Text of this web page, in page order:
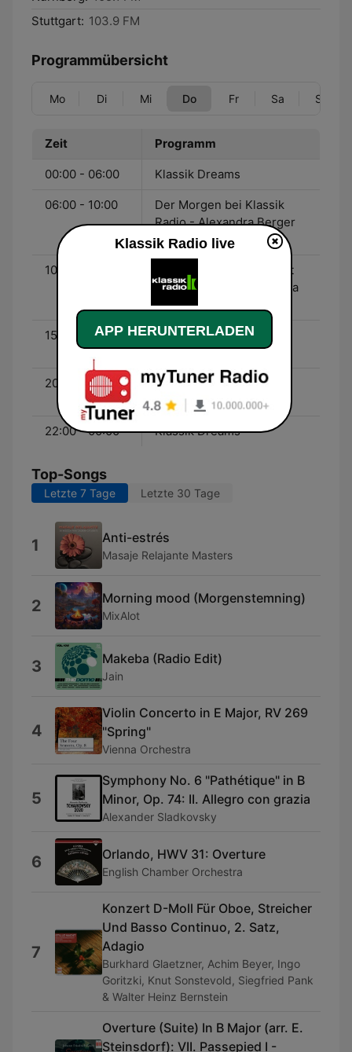
Stuttgart: 103.9 FM
Programmübersicht
Mo Di Mi Do Fr Sa So
Zeit Programm
00:00 - 06:00 Klassik Dreams
06:00 - 10:00
Der Morgen bei Klassik
Radio - Alexandra Berger
und Thomas Ohrner
10:00 - 15:00
Geniessen bei der Arbeit
mit Klassik Radio - Svenja
Sellnow
15:00 - 20:00
Die Holger - Wemhoff -
Show - Holger Wemhoff
20:00 - 22:00
Klassic Radio Cinema
Show - Florian Schmidt
22:00 - 00:00 Klassik Dreams
Top-Songs
Letzte 7 Tage Letzte 30 Tage
1 Anti-estrés
Masaje Relajante Masters
2 Morning mood (Morgenstemning)
MixAlot
3 Makeba (Radio Edit)
Jain
4
Violin Concerto in E Major, RV 269
"Spring"
Vienna Orchestra
5
Symphony No. 6 "Pathétique" in B
Minor, Op. 74: II. Allegro con grazia
Alexander Sladkovsky
6 Orlando, HWV 31: Overture
English Chamber Orchestra
7
Konzert D-Moll Für Oboe, Streicher
Und Basso Continuo, 2. Satz,
Adagio
Burkhard Glaetzner, Achim Beyer, Ingo
Goritzki, Knut Sonstevold, Siegfried Pank
& Walter Heinz Bernstein
Overture (Suite) In B Major (arr. E.
Steinsdorf): VII. Passepied I -
Klassik Radio live
APP HERUNTERLADEN